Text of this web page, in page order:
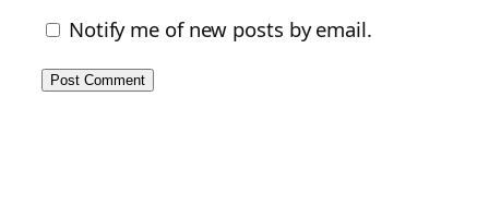
Notify me of new posts by email.